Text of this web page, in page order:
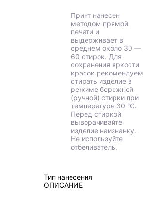
Принт нанесен
методом прямой
печати и
выдерживает в
среднем около 30 —
60 стирок. Для
сохранения яркости
красок рекомендуем
стирать изделие в
режиме бережной
(ручной) стирки при
температуре 30 °C.
Перед стиркой
выворачивайте
изделие наизнанку.
Не используйте
отбеливатель.
Тип нанесения
ОПИСАНИЕ